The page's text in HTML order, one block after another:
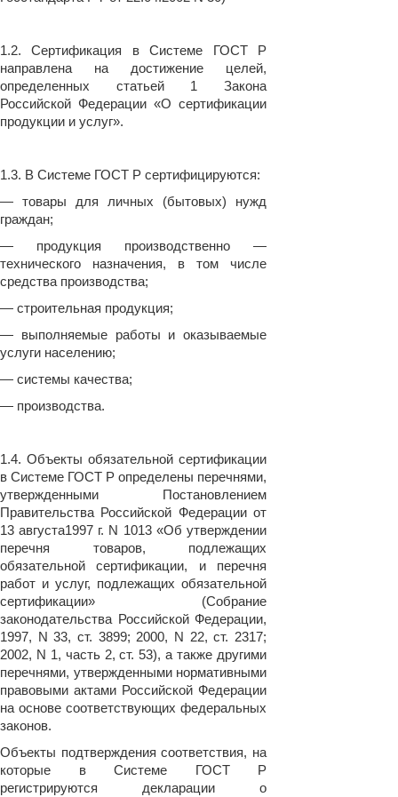
1.2. Сертификация в Системе ГОСТ Р
направлена на достижение целей,
определенных статьей 1 Закона
Российской Федерации «О сертификации
продукции и услуг».
1.3. В Системе ГОСТ Р сертифицируются:
— товары для личных (бытовых) нужд
граждан;
— продукция производственно —
технического назначения, в том числе
средства производства;
— строительная продукция;
— выполняемые работы и оказываемые
услуги населению;
— системы качества;
— производства.
1.4. Объекты обязательной сертификации
в Системе ГОСТ Р определены перечнями,
утвержденными Постановлением
Правительства Российской Федерации от
13 августа1997 г. N 1013 «Об утверждении
перечня товаров, подлежащих
обязательной сертификации, и перечня
работ и услуг, подлежащих обязательной
сертификации» (Собрание
законодательства Российской Федерации,
1997, N 33, ст. 3899; 2000, N 22, ст. 2317;
2002, N 1, часть 2, ст. 53), а также другими
перечнями, утвержденными нормативными
правовыми актами Российской Федерации
на основе соответствующих федеральных
законов.
Объекты подтверждения соответствия, на
которые в Системе ГОСТ Р
регистрируются декларации о